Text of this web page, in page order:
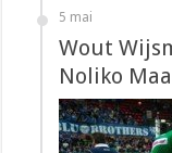
5 mai
Wout
Noliko